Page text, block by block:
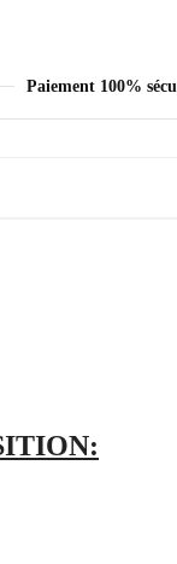
Paiement 100%